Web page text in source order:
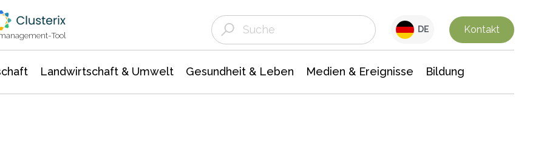
Tool
DE Kontakt
Landwirtschaft & Umwelt Gesundheit & Leben Medien & Ereignisse Bildung